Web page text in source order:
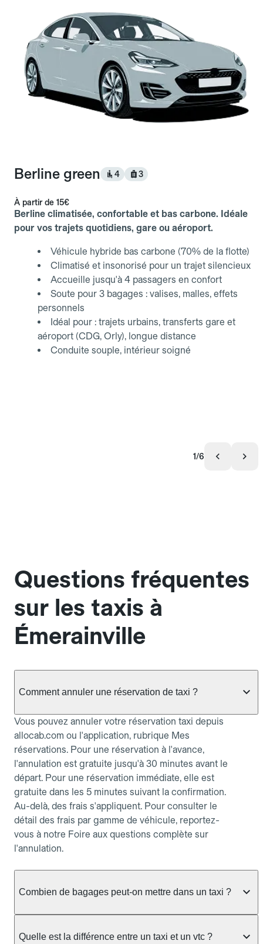
Berline green 4 3
À partir de 15€
Berline climatisée, confortable et bas carbone. Idéale
pour vos trajets quotidiens, gare ou aéroport.
Véhicule hybride bas carbone (70% de la flotte)
Climatisé et insonorisé pour un trajet silencieux
Accueille jusqu'à 4 passagers en confort
Soute pour 3 bagages : valises, malles, effets
personnels
Idéal pour : trajets urbains, transferts gare et
aéroport (CDG, Orly), longue distance
Conduite souple, intérieur soigné
1/6
Questions fréquentes
sur les taxis à
Émerainville
Comment annuler une réservation de taxi ?
Vous pouvez annuler votre réservation taxi depuis
allocab.com ou l'application, rubrique Mes
réservations. Pour une réservation à l'avance,
l'annulation est gratuite jusqu'à 30 minutes avant le
départ. Pour une réservation immédiate, elle est
gratuite dans les 5 minutes suivant la confirmation.
Au-delà, des frais s'appliquent. Pour consulter le
détail des frais par gamme de véhicule, reportez-
vous à notre Foire aux questions complète sur
l'annulation.
Combien de bagages peut-on mettre dans un taxi ?
taxi berline accueille en général jusqu'à 3 bagages
Quelle est la différence entre un taxi et un vtc ?